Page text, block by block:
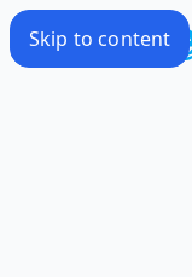
Skip to content